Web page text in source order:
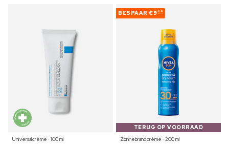
Universalcrème ⋅ 100 ml
BESPAAR €9 69
TERUG OP VOORRAAD
Zonnebrandcrème ⋅ 200 ml